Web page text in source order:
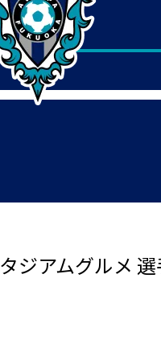
アムグルメ